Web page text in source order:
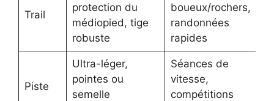
Trail
protection du
médiopied, tige
robuste
boueux/rochers,
randonnées
rapides
Piste
Ultra-léger,
pointes ou
semelle
Séances de
vitesse,
compétitions